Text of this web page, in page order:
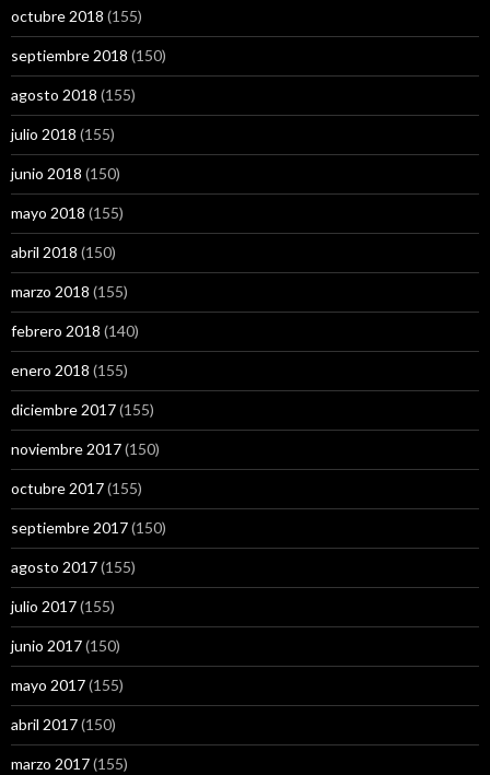
octubre 2018 (155)
septiembre 2018 (150)
agosto 2018 (155)
julio 2018 (155)
junio 2018 (150)
mayo 2018 (155)
abril 2018 (150)
marzo 2018 (155)
febrero 2018 (140)
enero 2018 (155)
diciembre 2017(155)
noviembre 2017(150)
octubre 2017(155)
septiembre 2017(150)
agosto 2017(155)
julio 2017(155)
junio 2017(150)
mayo 2017(155)
abril 2017(150)
marzo 2017(155)